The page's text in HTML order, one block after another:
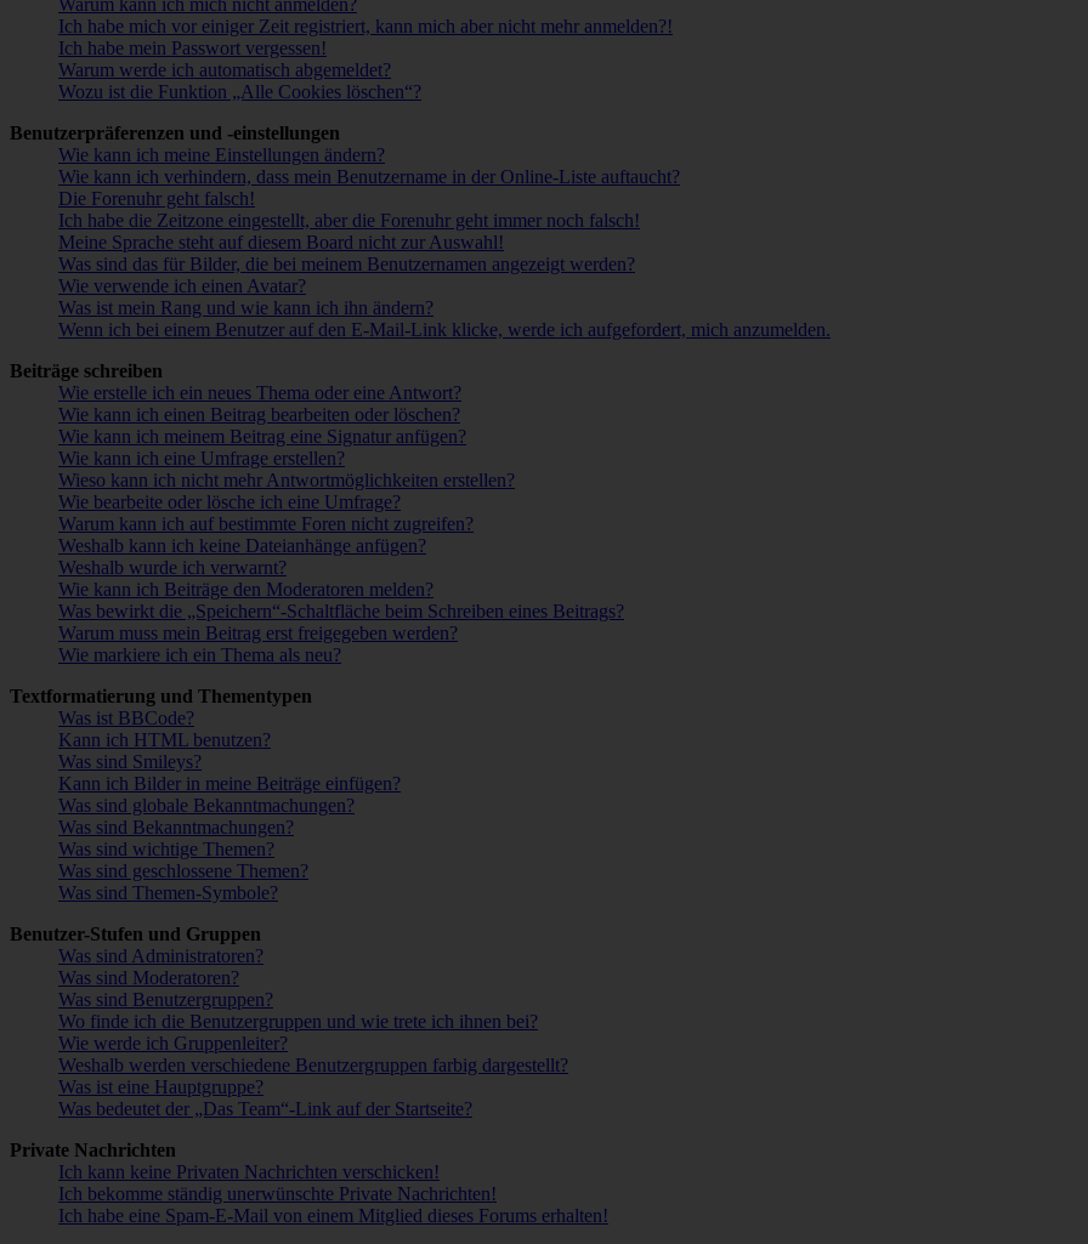
Ich habe mich vor einiger Zeit registriert, kann mich aber nicht mehr anmelden?!
Ich habe mein Passwort vergessen!
Warum werde ich automatisch abgemeldet?
Wozu ist die Funktion „Alle Cookies löschen“?
Benutzerpräferenzen und -einstellungen
Wie kann ich meine Einstellungen ändern?
Wie kann ich verhindern, dass mein Benutzername in der Online-Liste auftaucht?
Die Forenuhr geht falsch!
Ich habe die Zeitzone eingestellt, aber die Forenuhr geht immer noch falsch!
Meine Sprache steht auf diesem Board nicht zur Auswahl!
Was sind das für Bilder, die bei meinem Benutzernamen angezeigt werden?
Wie verwende ich einen Avatar?
Was ist mein Rang und wie kann ich ihn ändern?
Wenn ich bei einem Benutzer auf den E-Mail-Link klicke, werde ich aufgefordert, mich anzumelden.
Beiträge schreiben
Wie erstelle ich ein neues Thema oder eine Antwort?
Wie kann ich einen Beitrag bearbeiten oder löschen?
Wie kann ich meinem Beitrag eine Signatur anfügen?
Wie kann ich eine Umfrage erstellen?
Wieso kann ich nicht mehr Antwortmöglichkeiten erstellen?
Wie bearbeite oder lösche ich eine Umfrage?
Warum kann ich auf bestimmte Foren nicht zugreifen?
Weshalb kann ich keine Dateianhänge anfügen?
Weshalb wurde ich verwarnt?
Wie kann ich Beiträge den Moderatoren melden?
Was bewirkt die „Speichern“-Schaltfläche beim Schreiben eines Beitrags?
Warum muss mein Beitrag erst freigegeben werden?
Wie markiere ich ein Thema als neu?
Textformatierung und Thementypen
Was ist BBCode?
Kann ich HTML benutzen?
Was sind Smileys?
Kann ich Bilder in meine Beiträge einfügen?
Was sind globale Bekanntmachungen?
Was sind Bekanntmachungen?
Was sind wichtige Themen?
Was sind geschlossene Themen?
Was sind Themen-Symbole?
Benutzer-Stufen und Gruppen
Was sind Administratoren?
Was sind Moderatoren?
Was sind Benutzergruppen?
Wo finde ich die Benutzergruppen und wie trete ich ihnen bei?
Wie werde ich Gruppenleiter?
Weshalb werden verschiedene Benutzergruppen farbig dargestellt?
Was ist eine Hauptgruppe?
Was bedeutet der „Das Team“-Link auf der Startseite?
Private Nachrichten
Ich kann keine Privaten Nachrichten verschicken!
Ich bekomme ständig unerwünschte Private Nachrichten!
Ich habe eine Spam-E-Mail von einem Mitglied dieses Forums erhalten!